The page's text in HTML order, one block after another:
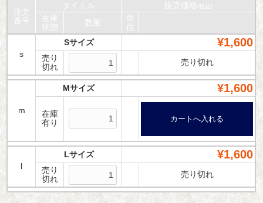
注文
番号
タイトル 販売価格 (税込)
在庫
状態
数量
位
s
Sサイズ ¥1,600
売り
切れ
売り切れ
m
Mサイズ ¥1,600
在庫
有り
l
Lサイズ ¥1,600
売り
切れ
売り切れ